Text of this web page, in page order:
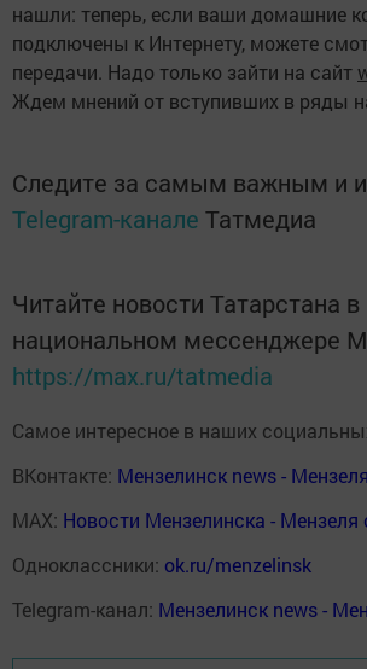
на­шли: теперь, если ваши домашние
подключены к Интернету, можете
передачи. Надо только зайти на сайт
Ждем мнений от вступивших в ряды
Следите за самым важным и
Telegram-канале Татмедиа
Читайте новости Татарстана в
национальном мессенджере
https://max.ru/tatmedia
Самое интересное в наших
ВКонтакте: Мензелинск news -
MAX: Новости Мензелинска - Мензеля
Одноклассники: ok.ru/menzelinsk
Telegram-канал: Мензелинск news -